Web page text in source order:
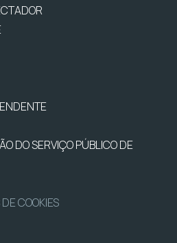
DO SERVIÇO PÚBLICO DE
COOKIES